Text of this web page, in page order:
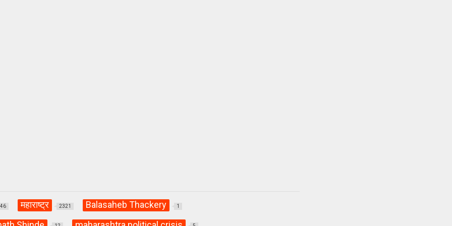
महाराष्ट्र 2321 Balasaheb Thackery 1